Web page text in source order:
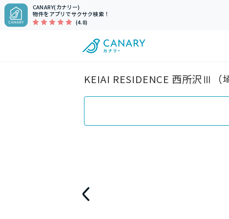
CANARY(カナリー)
物件をアプリでサクサク検索！
(4.8)
KEIAI RESIDENCE 西所沢Ⅲ（